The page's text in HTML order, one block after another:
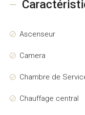
Ascenseur
Camera
Chambre de
Chauffage central